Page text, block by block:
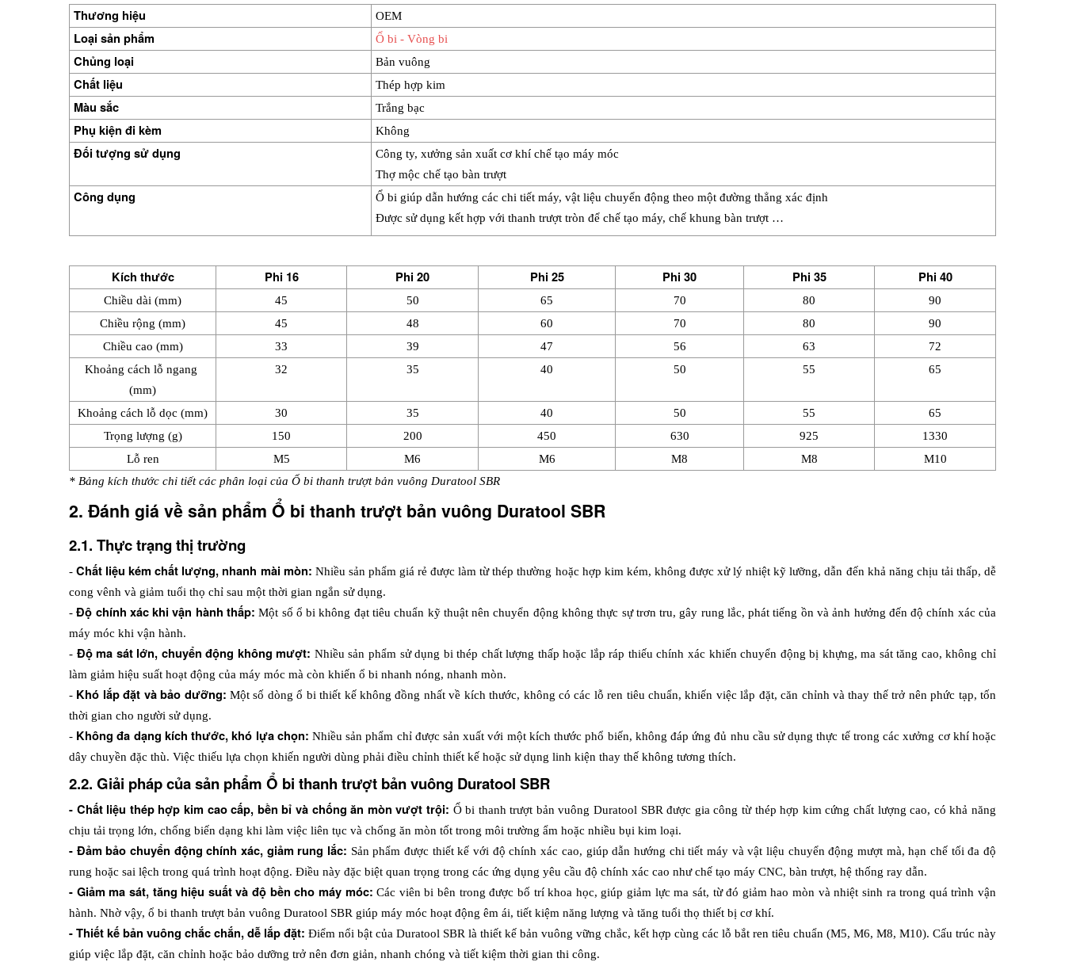
Thương hiệu OEM
Loại sản phẩm Ổ bi - Vòng bi
Chủng loại Bản vuông
Chất liệu Thép hợp kim
Màu sắc Trắng bạc
Phụ kiện đi kèm Không
Đối tượng sử dụng
Công ty, xưởng sản xuất cơ khí chế tạo máy móc
Thợ mộc chế tạo bàn trượt
Công dụng
Ổ bi giúp dẫn hướng các chi tiết máy, vật liệu chuyển động theo một đường thẳng xác định
Được sử dụng kết hợp với thanh trượt tròn để chế tạo máy, chế khung bàn trượt …
Kích thước Phi 16 Phi 20 Phi 25 Phi 30 Phi 35 Phi 40
Chiều dài (mm) 45 50 65 70 80
90
Chiều rộng (mm)
45 48 60 70 80
90
Chiều cao (mm)
33 39 47 56 63
72
Khoảng cách lỗ ngang
(mm)
32 35 40 50 55 65
Khoảng cách lỗ dọc (mm) 30 35 40 50 55
65
Trọng lượng (g)
150 200 450 630 925
1330
Lỗ ren
M5 M6 M6 M8 M8
M10
* Bảng kích thước chi tiết các phân loại của Ổ bi thanh trượt bản vuông Duratool SBR
2. Đánh giá về sản phẩm Ổ bi thanh trượt bản vuông Duratool SBR
2.1. Thực trạng thị trường
- Chất liệu kém chất lượng, nhanh mài mòn: Nhiều sản phẩm giá rẻ được làm từ thép thường hoặc hợp kim kém, không được xử lý nhiệt kỹ lưỡng, dẫn đến khả năng chịu tải thấp, dễ
cong vênh và giảm tuổi thọ chỉ sau một thời gian ngắn sử dụng.
- Độ chính xác khi vận hành thấp: Một số ổ bi không đạt tiêu chuẩn kỹ thuật nên chuyển động không thực sự trơn tru, gây rung lắc, phát tiếng ồn và ảnh hưởng đến độ chính xác của
máy móc khi vận hành.
- Độ ma sát lớn, chuyển động không mượt: Nhiều sản phẩm sử dụng bi thép chất lượng thấp hoặc lắp ráp thiếu chính xác khiến chuyển động bị khựng, ma sát tăng cao, không chỉ
làm giảm hiệu suất hoạt động của máy móc mà còn khiến ổ bi nhanh nóng, nhanh mòn.
- Khó lắp đặt và bảo dưỡng: Một số dòng ổ bi thiết kế không đồng nhất về kích thước, không có các lỗ ren tiêu chuẩn, khiến việc lắp đặt, căn chỉnh và thay thế trở nên phức tạp, tốn
thời gian cho người sử dụng.
- Không đa dạng kích thước, khó lựa chọn: Nhiều sản phẩm chỉ được sản xuất với một kích thước phổ biến, không đáp ứng đủ nhu cầu sử dụng thực tế trong các xưởng cơ khí hoặc
dây chuyền đặc thù. Việc thiếu lựa chọn khiến người dùng phải điều chỉnh thiết kế hoặc sử dụng linh kiện thay thế không tương thích.
2.2. Giải pháp của sản phẩm Ổ bi thanh trượt bản vuông Duratool SBR
- Chất liệu thép hợp kim cao cấp, bền bỉ và chống ăn mòn vượt trội: Ổ bi thanh trượt bản vuông Duratool SBR được gia công từ thép hợp kim cứng chất lượng cao, có khả năng
chịu tải trọng lớn, chống biến dạng khi làm việc liên tục và chống ăn mòn tốt trong môi trường ẩm hoặc nhiều bụi kim loại.
- Đảm bảo chuyển động chính xác, giảm rung lắc: Sản phẩm được thiết kế với độ chính xác cao, giúp dẫn hướng chi tiết máy và vật liệu chuyển động mượt mà, hạn chế tối đa độ
rung hoặc sai lệch trong quá trình hoạt động. Điều này đặc biệt quan trọng trong các ứng dụng yêu cầu độ chính xác cao như chế tạo máy CNC, bàn trượt, hệ thống ray dẫn.
- Giảm ma sát, tăng hiệu suất và độ bền cho máy móc: Các viên bi bên trong được bố trí khoa học, giúp giảm lực ma sát, từ đó giảm hao mòn và nhiệt sinh ra trong quá trình vận
hành. Nhờ vậy, ổ bi thanh trượt bản vuông Duratool SBR giúp máy móc hoạt động êm ái, tiết kiệm năng lượng và tăng tuổi thọ thiết bị cơ khí.
- Thiết kế bản vuông chắc chắn, dễ lắp đặt: Điểm nổi bật của Duratool SBR là thiết kế bản vuông vững chắc, kết hợp cùng các lỗ bắt ren tiêu chuẩn (M5, M6, M8, M10). Cấu trúc này
giúp việc lắp đặt, căn chỉnh hoặc bảo dưỡng trở nên đơn giản, nhanh chóng và tiết kiệm thời gian thi công.